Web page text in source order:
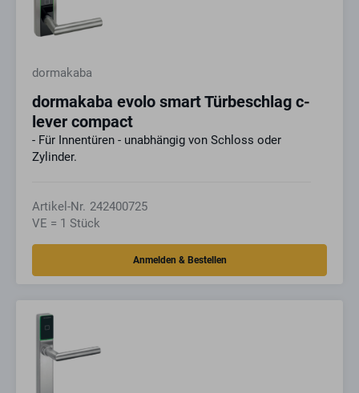
dormakaba
dormakaba evolo smart Türbeschlag c-
lever compact
- Für Innentüren - unabhängig von Schloss oder
Zylinder.
Artikel-Nr. 242400725
VE = 1 Stück